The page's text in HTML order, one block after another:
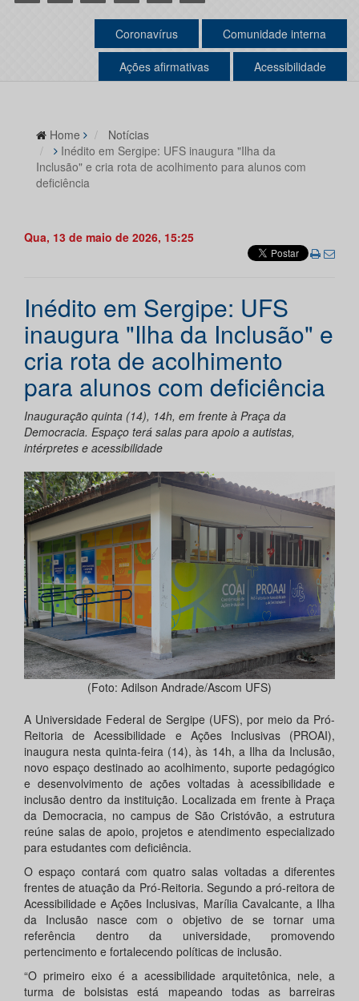
Coronavírus Comunidade interna
Ações afirmativas Acessibilidade
Home
Notícias
Inédito em Sergipe: UFS inaugura "Ilha da
Inclusão" e cria rota de acolhimento para alunos com
deficiência
Qua, 13 de maio de 2026, 15:25
Inédito em Sergipe: UFS
inaugura "Ilha da Inclusão" e
cria rota de acolhimento
para alunos com deficiência
Inauguração quinta (14), 14h, em frente à Praça da
Democracia. Espaço terá salas para apoio a autistas,
intérpretes e acessibilidade
(Foto: Adilson Andrade/Ascom UFS)
A Universidade Federal de Sergipe (UFS), por meio da Pró-
Reitoria de Acessibilidade e Ações Inclusivas (PROAI),
inaugura nesta quinta-feira (14), às 14h, a Ilha da Inclusão,
novo espaço destinado ao acolhimento, suporte pedagógico
e desenvolvimento de ações voltadas à acessibilidade e
inclusão dentro da instituição. Localizada em frente à Praça
da Democracia, no campus de São Cristóvão, a estrutura
reúne salas de apoio, projetos e atendimento especializado
para estudantes com deficiência.
O espaço contará com quatro salas voltadas a diferentes
frentes de atuação da Pró-Reitoria. Segundo a pró-reitora de
Acessibilidade e Ações Inclusivas, Marília Cavalcante, a Ilha
da Inclusão nasce com o objetivo de se tornar uma
referência dentro da universidade, promovendo
pertencimento e fortalecendo políticas de inclusão.
“O primeiro eixo é a acessibilidade arquitetônica, nele, a
turma de bolsistas está mapeando todas as barreiras